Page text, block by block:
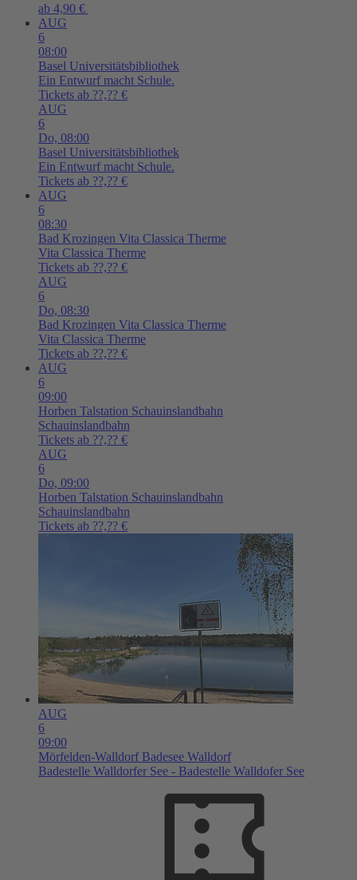
ab 4,90 €
AUG
6
08:00
Basel Universitätsbibliothek
Ein Entwurf macht Schule.
Tickets ab ??,?? €
AUG
6
Do, 08:00
Basel Universitätsbibliothek
Ein Entwurf macht Schule.
Tickets ab ??,?? €
AUG
6
08:30
Bad Krozingen Vita Classica Therme
Vita Classica Therme
Tickets ab ??,?? €
AUG
6
Do, 08:30
Bad Krozingen Vita Classica Therme
Vita Classica Therme
Tickets ab ??,?? €
AUG
6
09:00
Horben Talstation Schauinslandbahn
Schauinslandbahn
Tickets ab ??,?? €
AUG
6
Do, 09:00
Horben Talstation Schauinslandbahn
Schauinslandbahn
Tickets ab ??,?? €
AUG
6
09:00
Mörfelden-Walldorf Badesee Walldorf
Badestelle Walldorfer See - Badestelle Walldofer See